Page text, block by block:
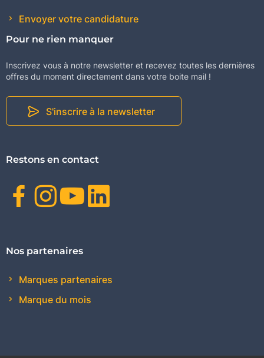
Envoyer votre candidature
Pour ne rien manquer
Inscrivez vous à notre newsletter et recevez toutes les dernières
offres du moment directement dans votre boite mail !
S'inscrire à la newsletter
Restons en contact
Facebook
Instagram
Youtube
Nos partenaires
Marques partenaires
Marque du mois